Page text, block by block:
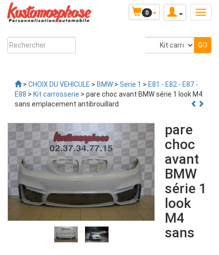
0
> CHOIX DU VEHICULE > BMW > Serie 1 > E81 - E82 - E87 -
E88 > Kit carrosserie > pare choc avant BMW série 1 look M4
sans emplacement antibrouillard
pare
choc
avant
BMW
série 1
look
M4
sans